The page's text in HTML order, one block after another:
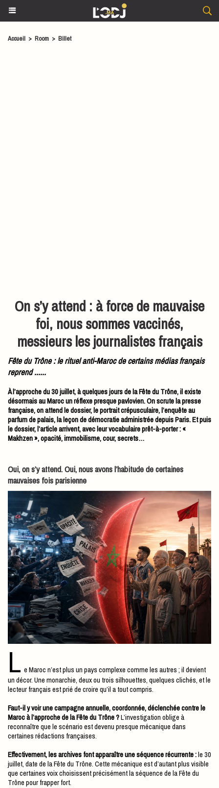
Accueil > Room > Billet
On s’y attend : à force de mauvaise
foi, nous sommes vaccinés,
messieurs les journalistes français
Fête du Trône : le rituel anti-Maroc de certains médias français
reprend ......
À l’approche du 30 juillet, à quelques jours de la Fête du Trône, il existe
désormais au Maroc un réflexe presque pavlovien. On scrute la presse
française, on attend le dossier, le portrait crépusculaire, l’enquête au
parfum de palais, la leçon de démocratie administrée depuis Paris. Et puis
le dossier, l’article arrivent, avec leur vocabulaire prêt-à-porter : «
Makhzen », opacité, immobilisme, cour, secrets…
Oui, on s’y attend. Oui, nous avons l’habitude de certaines
mauvaises fois parisienne
L e Maroc n’est plus un pays complexe comme les autres ; il devient
un décor. Une monarchie, deux ou trois silhouettes, quelques clichés, et le
lecteur français est prié de croire qu’il a tout compris.
Faut-il y voir une campagne annuelle, coordonnée, déclenchée contre le
Maroc à l’approche de la Fête du Trône ?L’investigation oblige à
reconnaître que le scénario est devenu presque mécanique dans
certaines rédactions françaises.
Effectivement, les archives font apparaître une séquence récurrente :le 30
juillet, date de la Fête du Trône. Cette mécanique est d’autant plus visible
que certaines voix choisissent précisément la séquence de la Fête du
Trône pour frapper fort.